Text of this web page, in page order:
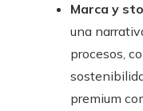
Marca y
una
procesos,
premium